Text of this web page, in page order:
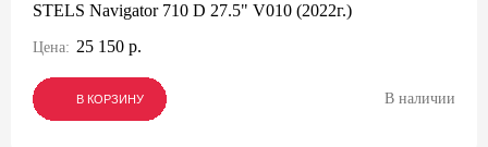
STELS Navigator 710 D 27.5" V010 (2022г.)
Цена: 25 150 р.
В КОРЗИНУ
В КОРЗИНУ
В КОРЗИНУ В наличии